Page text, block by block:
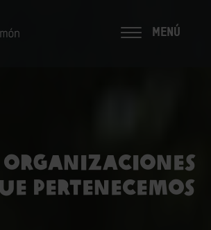
MENÚ
organizaciones
pertenecemos